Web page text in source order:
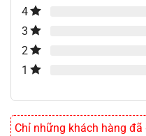
4
3
2
1
Chỉ những khách hàng